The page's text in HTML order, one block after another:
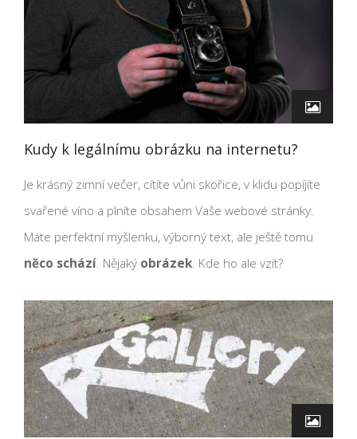
Kudy k legálnímu obrázku na internetu?
Je krásný zimní večer, cítíte vůni skořice, v klidu popíjíte
svařené víno a plníte obsahem Vaše webové stránky.
Máte perfektní myšlenku, výborný text, ale ještě tomu
něco schází. Nějaký obrázek. Kde ho ale vzít?